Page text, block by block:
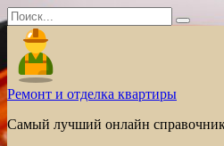
Перейти
к
содержанию
Search
for:
Ремонт и отделка квартиры
Самый лучший онлайн